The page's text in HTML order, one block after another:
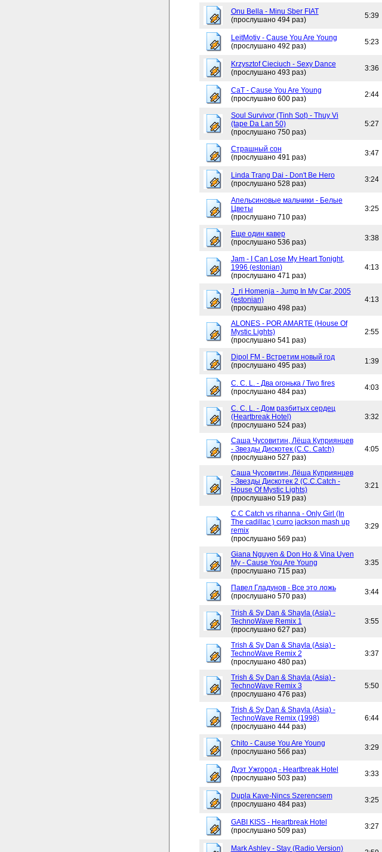
Onu Bella - Minu Sber FIAT
(прослушано 494 раз)
5:39
LeitMotiv - Cause You Are Young
(прослушано 492 раз)
5:23
Krzysztof Cieciuch - Sexy Dance
(прослушано 493 раз)
3:36
CaT - Cause You Are Young
(прослушано 600 раз)
2:44
Soul Survivor (Tinh Sot) - Thuy Vi
(tape Da Lan 50)
(прослушано 750 раз)
5:27
Страшный сон
(прослушано 491 раз)
3:47
Linda Trang Dai - Don't Be Hero
(прослушано 528 раз)
3:24
Апельсиновые мальчики - Белые
Цветы
(прослушано 710 раз)
3:25
Еще один кавер
(прослушано 536 раз)
3:38
Jam - I Can Lose My Heart Tonight,
1996 (estonian)
(прослушано 471 раз)
4:13
J_ri Homenja - Jump In My Car, 2005
(estonian)
(прослушано 498 раз)
4:13
ALONES - POR AMARTE (House Of
Mystic Lights)
(прослушано 541 раз)
2:55
Dipol FM - Встретим новый год
(прослушано 495 раз)
1:39
C. C. L. - Два огонька / Two fires
(прослушано 484 раз)
4:03
C. C. L. - Дом разбитых сердец
(Heartbreak Hotel)
(прослушано 524 раз)
3:32
Саша Чусовитин, Лёша Куприянцев
- Звезды Дискотек (C.C. Catch)
(прослушано 527 раз)
4:05
Саша Чусовитин, Лёша Куприянцев
- Звезды Дискотек 2 (C.C.Catch -
House Of Mystic Lights)
(прослушано 519 раз)
3:21
C.C Catch vs rihanna - Only Girl (In
The cadillac ) curro jackson mash up
remix
(прослушано 569 раз)
3:29
Giana Nguyen & Don Ho & Vina Uyen
My - Cause You Are Young
(прослушано 715 раз)
3:35
Павел Гладунов - Все это ложь
(прослушано 570 раз)
3:44
Trish & Sy Dan & Shayla (Asia) -
TechnoWave Remix 1
(прослушано 627 раз)
3:55
Trish & Sy Dan & Shayla (Asia) -
TechnoWave Remix 2
(прослушано 480 раз)
3:37
Trish & Sy Dan & Shayla (Asia) -
TechnoWave Remix 3
(прослушано 476 раз)
5:50
Trish & Sy Dan & Shayla (Asia) -
TechnoWave Remix (1998)
(прослушано 444 раз)
6:44
Chito - Cause You Are Young
(прослушано 566 раз)
3:29
Дуэт Ужгород - Heartbreak Hotel
(прослушано 503 раз)
3:33
Dupla Kave-Nincs Szerencsem
(прослушано 484 раз)
3:25
GABI KISS - Heartbreak Hotel
(прослушано 509 раз)
3:27
Mark Ashley - Stay (Radio Version)